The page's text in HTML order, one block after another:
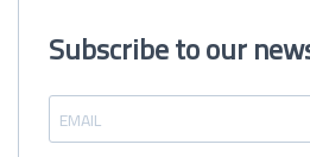
Subscribe to our